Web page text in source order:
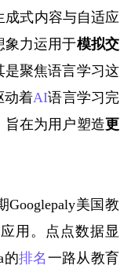
成式内容与自适应
象力运用于模拟交
是聚焦语言学习这
动着AI语言学习完
旨在为用户塑造更
Googlepaly美国教
用。点点数据显
的排名 一路从教育